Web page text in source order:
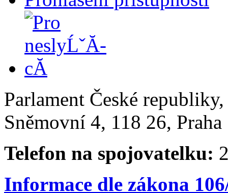
Parlament České
Sněmovní 4, 118 26,
Telefon na spojovatelku:
Informace dle zákona